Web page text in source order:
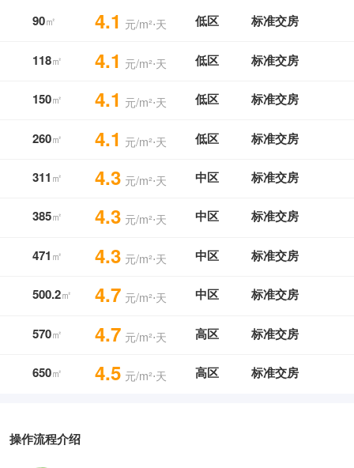
90㎡ 4.1 元/m²⋅天 低区 标准交房
118㎡ 4.1 元/m²⋅天 低区 标准交房
150㎡ 4.1 元/m²⋅天 低区 标准交房
260㎡ 4.1 元/m²⋅天 低区 标准交房
311 ㎡ 4.3 元/m²⋅天 中区 标准交房
385㎡ 4.3 元/m²⋅天 中区 标准交房
471 ㎡ 4.3 元/m²⋅天 中区 标准交房
500.2㎡ 4.7 元/m²⋅天 中区 标准交房
570㎡ 4.7 元/m²⋅天 高区 标准交房
650㎡ 4.5 元/m²⋅天 高区 标准交房
操作流程介绍